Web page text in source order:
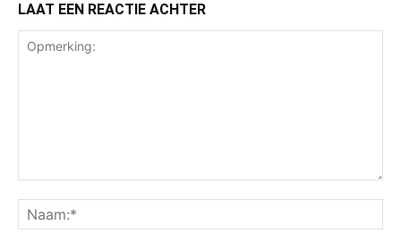
LAAT EEN REACTIE ACHTER